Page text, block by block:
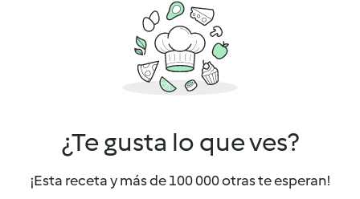
¿Te gusta lo que ves?
¡Esta receta y más de 100 000 otras te esperan!